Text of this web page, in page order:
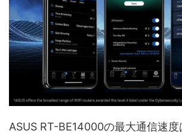
ASUS RT-BE14000の最大通信速